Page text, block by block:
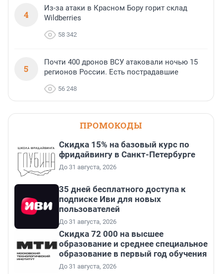
4
Из-за атаки в Красном Бору горит склад
Wildberries
58 342
5
Почти 400 дронов ВСУ атаковали ночью 15
регионов России. Есть пострадавшие
56 248
ПРОМОКОДЫ
Скидка 15% на базовый курс по
фридайвингу в Санкт-Петербурге
До 31 августа, 2026
35 дней бесплатного доступа к
подписке Иви для новых
пользователей
До 31 августа, 2026
Скидка 72 000 на высшее
образование и среднее специальное
образование в первый год обучения
До 31 августа, 2026